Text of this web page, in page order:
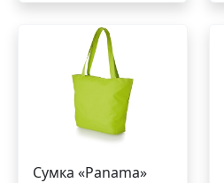
Сумка «Panama»